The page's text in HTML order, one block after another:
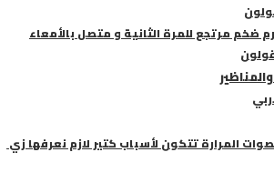
للمرة الثانية و متصل بالأمعاء
تتكون لأسباب كتير لازم نعرفها زي